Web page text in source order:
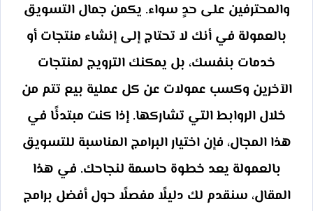
والمحترفين على حدٍ سواء. يكمن جمال التسويق
بالعمولة في أنك لا تحتاج إلى إنشاء منتجات أو
خدمات بنفسك، بل يمكنك الترويج لمنتجات
الآخرين وكسب عمولات عن كل عملية بيع تتم من
خلال الروابط التي تشاركها. إذا كنت مبتدئًا في
هذا المجال، فإن اختيار البرامج المناسبة للتسويق
بالعمولة يعد خطوة حاسمة لنجاحك. في هذا
المقال، سنقدم لك دليلًا مفصلًا حول أفضل برامج